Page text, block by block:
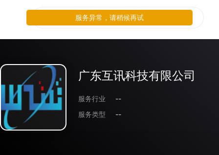
广东互讯科技有限公司
服务行业
--
服务类型
--
服务异常，请稍候再试